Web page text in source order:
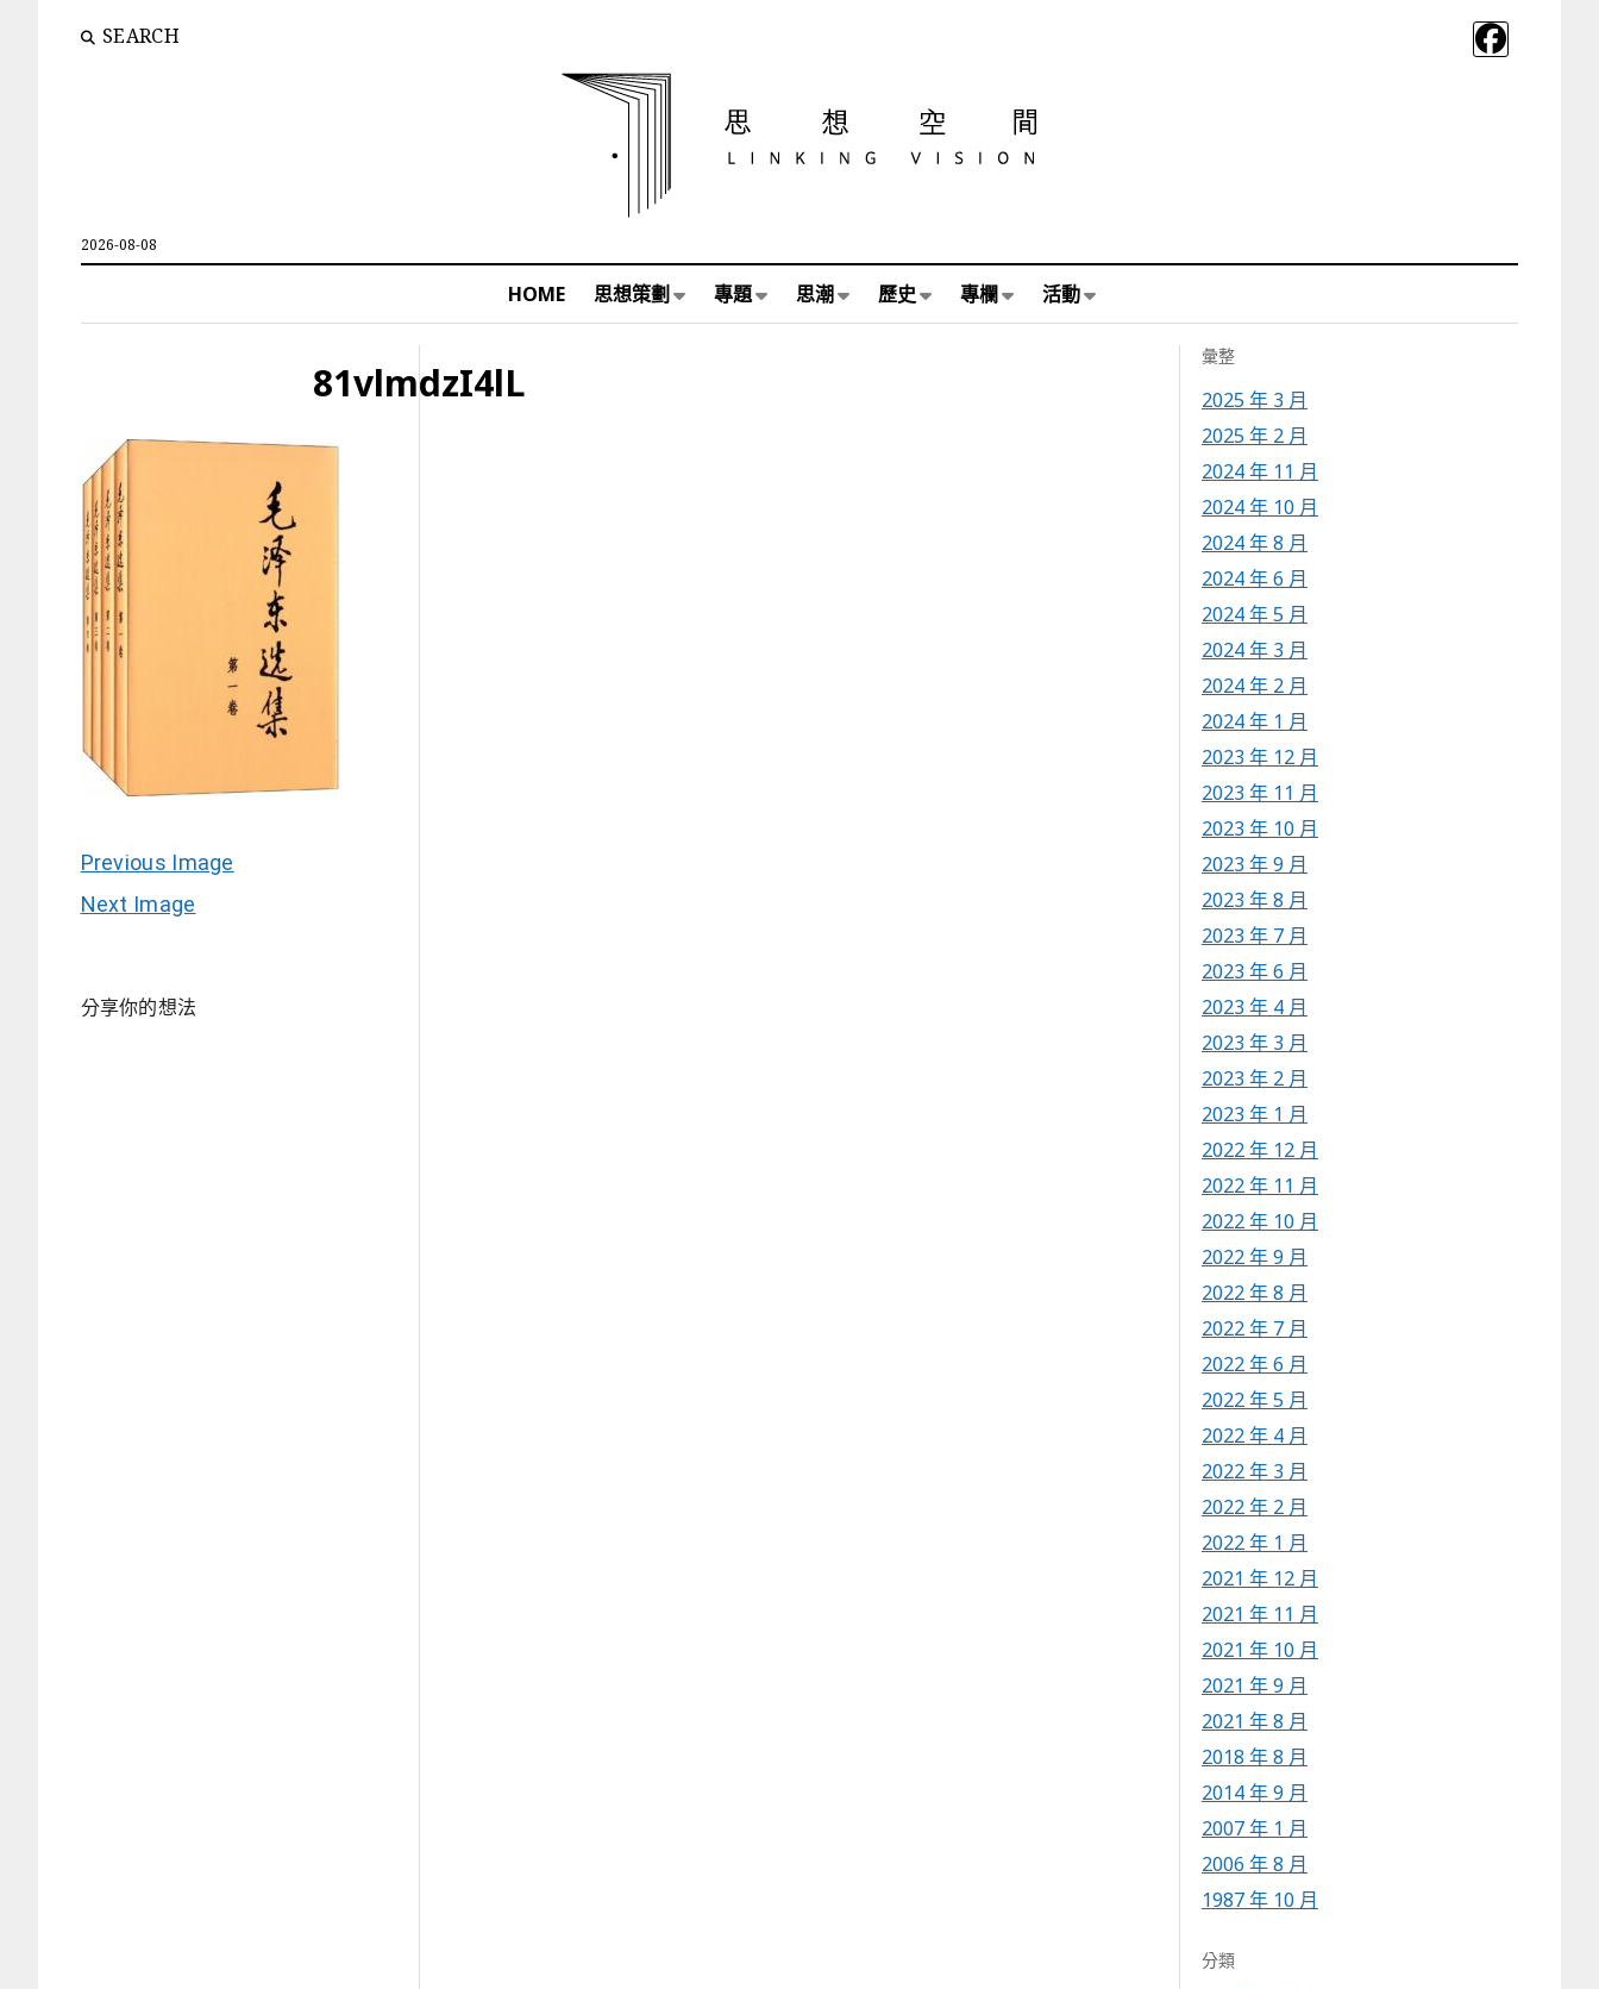
SEARCH
2026-08-08
HOME 思想策劃 專題 思潮 歷史 專欄 活動
81vlmdzI4lL
Previous Image
Next Image
分享你的想法
彙整
2025 年 3 月
2025 年 2 月
2024 年 11 月
2024 年 10 月
2024 年 8 月
2024 年 6 月
2024 年 5 月
2024 年 3 月
2024 年 2 月
2024 年 1 月
2023 年 12 月
2023 年 11 月
2023 年 10 月
2023 年 9 月
2023 年 8 月
2023 年 7 月
2023 年 6 月
2023 年 4 月
2023 年 3 月
2023 年 2 月
2023 年 1 月
2022 年 12 月
2022 年 11 月
2022 年 10 月
2022 年 9 月
2022 年 8 月
2022 年 7 月
2022 年 6 月
2022 年 5 月
2022 年 4 月
2022 年 3 月
2022 年 2 月
2022 年 1 月
2021 年 12 月
2021 年 11 月
2021 年 10 月
2021 年 9 月
2021 年 8 月
2018 年 8 月
2014 年 9 月
2007 年 1 月
2006 年 8 月
1987 年 10 月
分類